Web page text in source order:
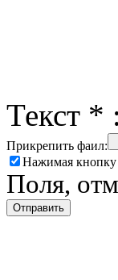
Текст * :
Прикрепить фаил:
Нажимая кнопку
Поля,